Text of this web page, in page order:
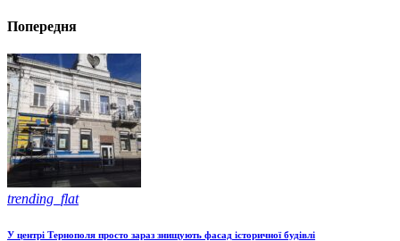
Попередня
trending_flat
У центрі Тернополя просто зараз знищують фасад історичної будівлі